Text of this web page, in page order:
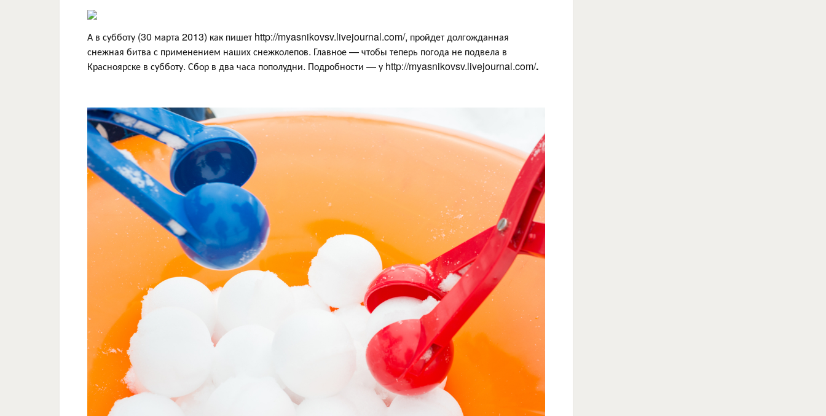
А в субботу (30 марта 2013) как пишет http://myasnikovsv.livejournal.com/, пройдет долгожданная
снежная битва с применением наших снежколепов. Главное — чтобы теперь погода не подвела в
Красноярске в субботу. Сбор в два часа пополудни. Подробности — у http://myasnikovsv.livejournal.com/.